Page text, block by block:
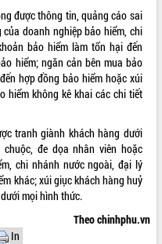
được thông tin, quảng cáo sai
doanh nghiệp bảo hiểm, chi
bảo hiểm làm tổn hại đến
hiểm; ngăn cản bên mua bảo
hợp đồng bảo hiểm hoặc xúi
hiểm không kê khai các chi tiết
tranh giành khách hàng dưới
đe dọa nhân viên hoặc
chi nhánh nước ngoài, đại lý
khác; xúi giục khách hàng huỷ
mọi hình thức.
Theo chinhphu.vn
In